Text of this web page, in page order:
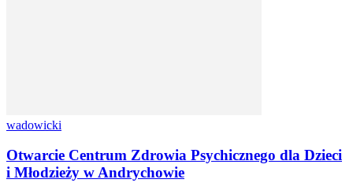
wadowicki
Otwarcie Centrum Zdrowia Psychicznego dla Dzieci
i Młodzieży w Andrychowie